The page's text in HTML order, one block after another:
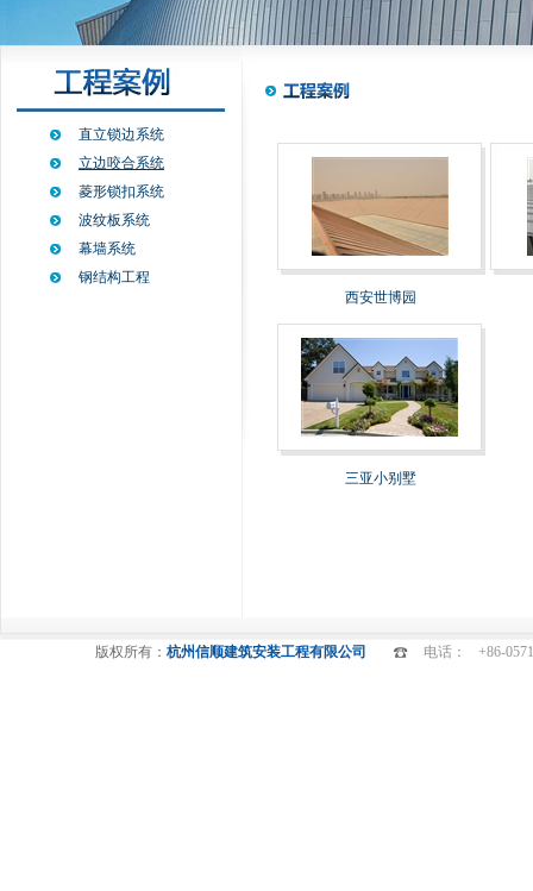
直立锁边系统
立边咬合系统
菱形锁扣系统
波纹板系统
幕墙系统
钢结构工程
西安世博园
三亚小别墅
版权所有： 杭州信顺建筑安装工程有限公司 电话： +86-